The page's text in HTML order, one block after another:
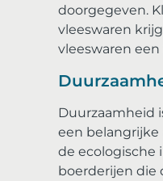
doorgegeven.
vleeswaren
vleeswaren
Duurzaamheid
een
de ecologische
boerderijen